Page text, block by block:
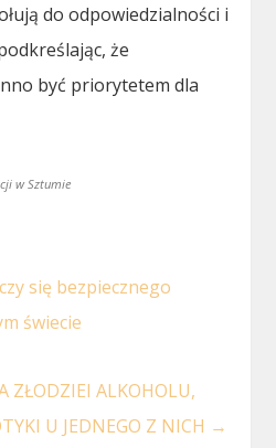
do odpowiedzialności i
że
być priorytetem dla
w Sztumie
się bezpiecznego
świecie
ZŁODZIEI ALKOHOLU,
U JEDNEGO Z NICH →